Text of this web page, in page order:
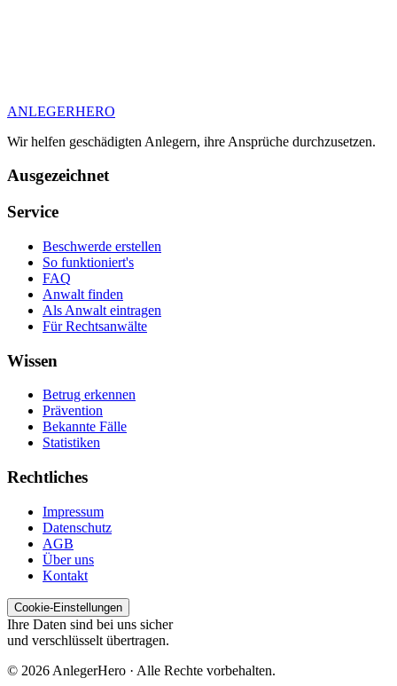
ANLEGERHERO
Wir helfen geschädigten Anlegern, ihre Ansprüche durchzusetzen.
Ausgezeichnet
Service
Beschwerde erstellen
So funktioniert's
FAQ
Anwalt finden
Als Anwalt eintragen
Für Rechtsanwälte
Wissen
Betrug erkennen
Prävention
Bekannte Fälle
Statistiken
Rechtliches
Impressum
Datenschutz
AGB
Über uns
Kontakt
Cookie-Einstellungen
Ihre Daten sind bei uns sicher
und verschlüsselt übertragen.
© 2026 AnlegerHero · Alle Rechte vorbehalten.